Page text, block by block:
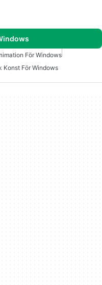
För Windows
Konst För Windows